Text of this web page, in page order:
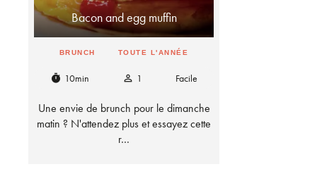
Bacon and egg muffin
BRUNCH TOUTE L'ANNÉE
timer 10min person_outline 1 Facile
Une envie de brunch pour le dimanche
matin ? N'attendez plus et essayez cette
r…